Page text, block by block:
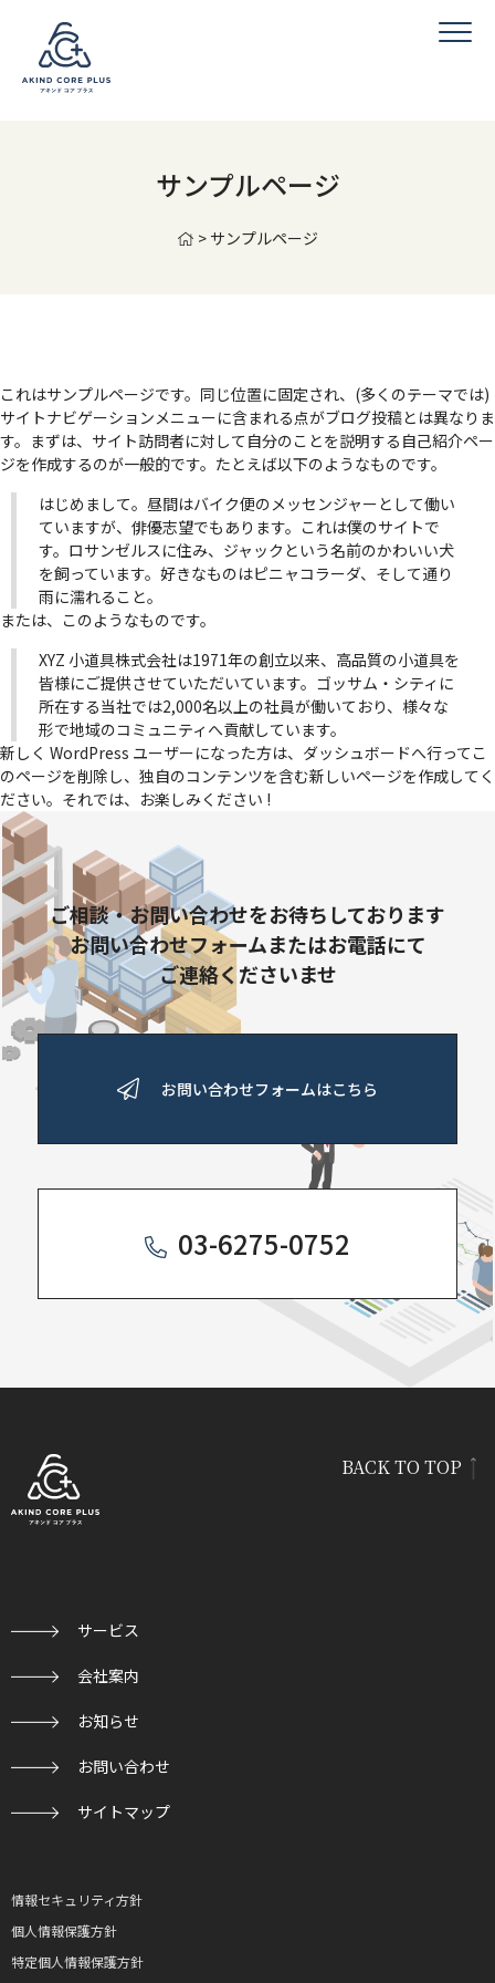
サンプルページ
> サンプルページ
これはサンプルページです。同じ位置に固定され、(多くのテーマでは)
サイトナビゲーションメニューに含まれる点がブログ投稿とは異なりま
す。まずは、サイト訪問者に対して自分のことを説明する自己紹介ペー
ジを作成するのが一般的です。たとえば以下のようなものです。
はじめまして。昼間はバイク便のメッセンジャーとして働い
ていますが、俳優志望でもあります。これは僕のサイトで
す。ロサンゼルスに住み、ジャックという名前のかわいい犬
を飼っています。好きなものはピニャコラーダ、そして通り
雨に濡れること。
または、このようなものです。
XYZ 小道具株式会社は1971年の創立以来、高品質の小道具を
皆様にご提供させていただいています。ゴッサム・シティに
所在する当社では2,000名以上の社員が働いており、様々な
形で地域のコミュニティへ貢献しています。
新しく WordPress ユーザーになった方は、 ダッシュボードへ行ってこ
のページを削除し、独自のコンテンツを含む新しいページを作成してく
ださい。それでは、お楽しみください !
ご相談・お問い合わせをお待ちしております
お問い合わせフォームまたはお電話にて
ご連絡くださいませ
お問い合わせフォームはこちら
03-6275-0752
BACK TO TOP
サービス
会社案内
お知らせ
お問い合わせ
サイトマップ
情報セキュリティ方針
個人情報保護方針
特定個人情報保護方針